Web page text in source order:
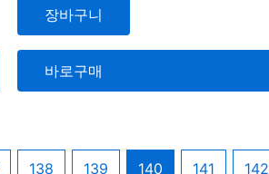
평
가
장바구니
바로구매
138 139 140 141 142